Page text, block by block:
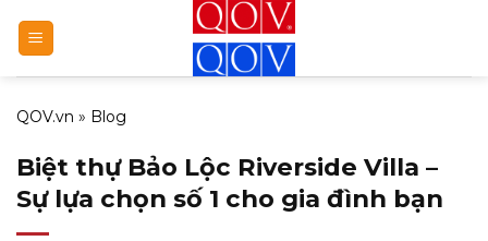
qua
nội
dung
QOV.vn » Blog
Biệt thự Bảo Lộc Riverside Villa –
Sự lựa chọn số 1 cho gia đình bạn